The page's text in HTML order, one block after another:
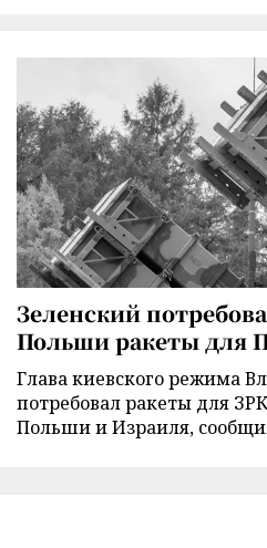
Зеленский
Польши ракеты для
Глава киевского режима
потребовал ракеты для
Польши и Израиля,